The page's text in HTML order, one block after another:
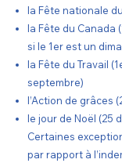
la Fête nationale
la Fête du Canada
si le 1er est un
la Fête du Travail
septembre)
l’Action de grâces
le jour de Noël (25
Certaines
par rapport à